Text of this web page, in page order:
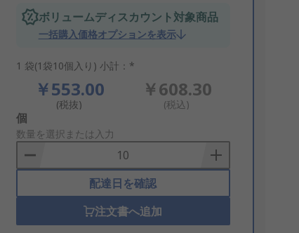
ボリュームディスカウント対象商品
一括購入価格オプションを表示
1 袋(1袋10個入り) 小計：*
￥553.00
(税抜)
￥608.30
(税込)
Add
to
Basket
個
数量を選択または入力
配達日を確認
注文書へ追加